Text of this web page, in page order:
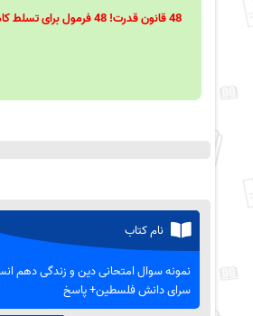
نام کتاب
سرای دانش فلسطین+ پاسخ